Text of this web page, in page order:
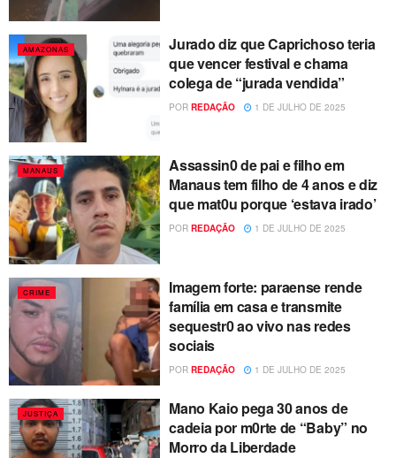
AMAZONAS
Jurado diz que Caprichoso teria
que vencer festival e chama
colega de “jurada vendida”
POR REDAÇÃO 1 DE JULHO DE 2025
MANAUS
Assassin0 de pai e filho em
Manaus tem filho de 4 anos e diz
que mat0u porque ‘estava irado’
POR REDAÇÃO 1 DE JULHO DE 2025
CRIME
Imagem forte: paraense rende
família em casa e transmite
sequestr0 ao vivo nas redes
sociais
POR REDAÇÃO 1 DE JULHO DE 2025
JUSTIÇA
Mano Kaio pega 30 anos de
cadeia por m0rte de “Baby” no
Morro da Liberdade